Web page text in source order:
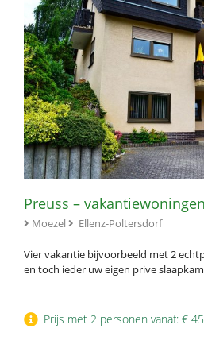
Preuss –
Moezel Ellenz-Poltersdorf
Vier vakantie bijvoorbeeld met 2
en toch ieder uw eigen prive
Prijs met 2 personen vanaf: € 45